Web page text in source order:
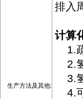
生产方法及其他:
排入
计算
1.
2.
3.
4.